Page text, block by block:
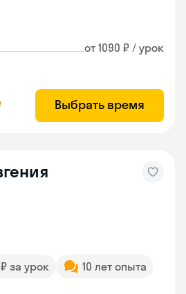
от 1090 ₽ / урок
Выбрать время
₽ за урок
10 лет опыта